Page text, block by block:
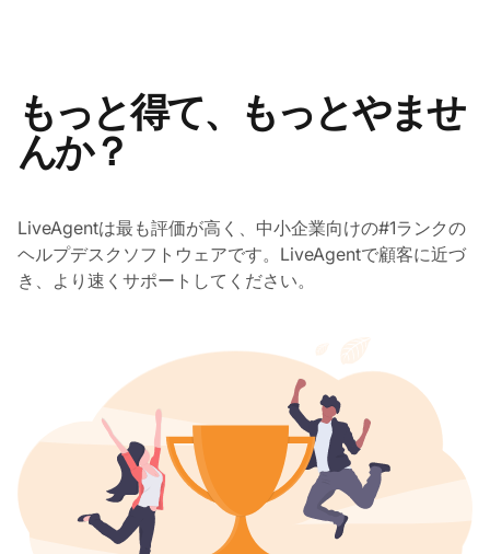
もっと得て、もっとやませ
んか？
LiveAgentは最も評価が高く、中小企業向けの#1ランクの
ヘルプデスクソフトウェアです。LiveAgentで顧客に近づ
き、より速くサポートしてください。